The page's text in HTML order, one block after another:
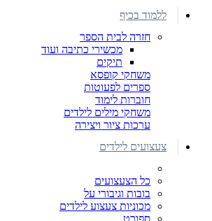
ללמוד בכיף
חזרה לבית הספר
מכשירי כתיבה ועוד
תיקים
משחקי קופסא
ספרים לפעוטות
חוברות לימוד
משחקי מילים לילדים
ערכות ציור ויצירה
צעצועים לילדים
כל הצעצועים
בובות וגיבורי על
מכוניות צעצוע לילדים
ספורט